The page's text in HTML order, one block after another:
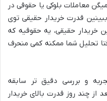
معاملات بلوکی یا حقوقی در
قدرت خریدار حقیقی توی
خریدار حقیقی، یه حقوقیه که
تحلیل شما ممکنه کمی منحرف
و بررسی دقیق تر سابقه
از چند روز قدرت بالای خریدار